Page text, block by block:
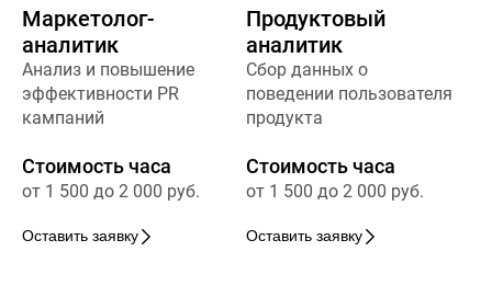
Маркетолог-
аналитик
Анализ и повышение
эффективности PR
кампаний
Стоимость часа
от 1 500 до 2 000 руб.
Оставить заявку
Продуктовый
аналитик
Сбор данных о
поведении пользователя
продукта
Стоимость часа
от 1 500 до 2 000 руб.
Оставить заявку